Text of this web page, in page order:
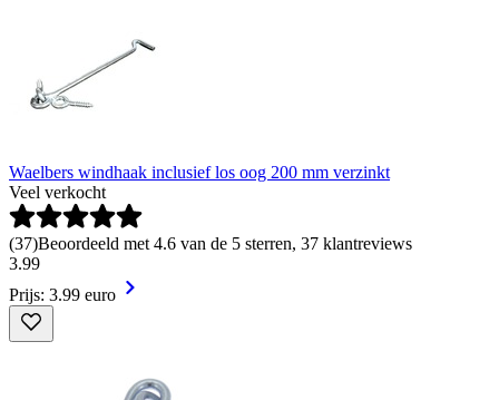
Waelbers windhaak inclusief los oog 200 mm verzinkt
Veel verkocht
(37)Beoordeeld met 4.6 van de 5 sterren, 37 klantreviews
3.99
Prijs: 3.99 euro